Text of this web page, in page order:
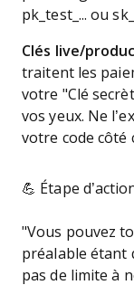
pk_test_... ou
Clés live/
traitent les
votre "Clé
vos yeux. Ne
votre code côté
💪 Étape
"Vous pouvez
préalable étant
pas de limite à